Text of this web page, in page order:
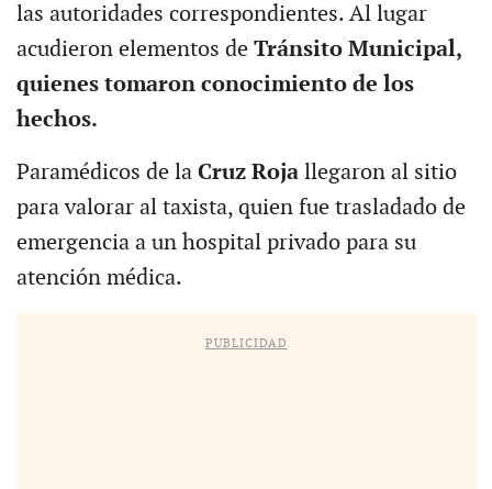
las autoridades correspondientes. Al lugar
acudieron elementos deTránsito Municipal,
quienes tomaron conocimiento de los
hechos.
Paramédicos de la Cruz Rojallegaron al sitio
para valorar al taxista, quien fue trasladado de
emergencia a un hospital privado para su
atención médica.
PUBLICIDAD